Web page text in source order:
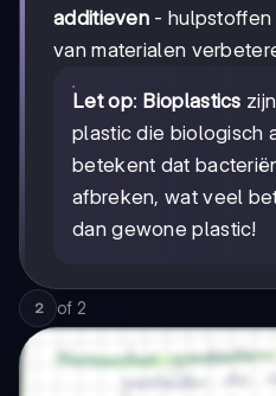
additieven -
van materialen
Let op: Bioplastics
plastic die biologisch
betekent dat
afbreken, wat veel
dan gewone plastic!
2 of 2